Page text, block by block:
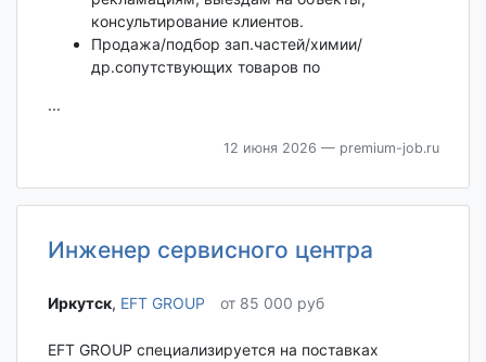
консультирование клиентов.
Продажа/подбор зап.частей/химии/
др.сопутствующих товаров по
...
12 июня 2026 — premium-job.ru
Инженер сервисного центра
Иркутск‎, EFT GROUP от 85 000 руб
EFT GROUP специализируется на поставках